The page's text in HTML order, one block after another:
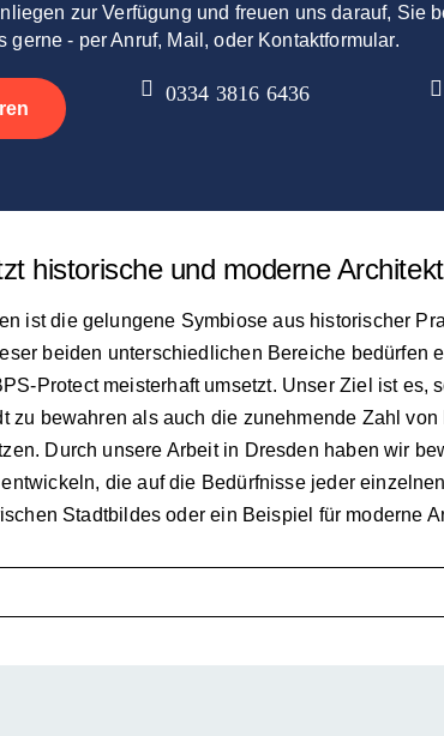
zur Verfügung und freuen uns darauf, Sie
gerne - per Anruf, Mail, oder Kontaktformular.
0334 3816 6436
historische und moderne
ist die gelungene Symbiose aus historischer
beiden unterschiedlichen Bereiche bedürfen
Protect meisterhaft umsetzt. Unser Ziel ist es,
zu bewahren als auch die zunehmende Zahl
Durch unsere Arbeit in Dresden haben wir
die auf die Bedürfnisse jeder
Stadtbildes oder ein Beispiel für moderne